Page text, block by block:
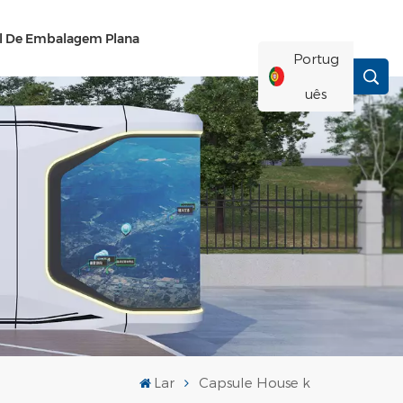
Embalagem Plana
Portug
Uês
English
Français
Русский
Lar Capsule House k